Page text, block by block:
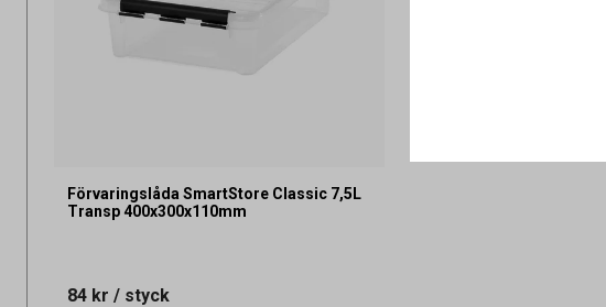
Förvaringslåda SmartStore Classic 7,5L
Transp 400x300x110mm
84 kr / styck